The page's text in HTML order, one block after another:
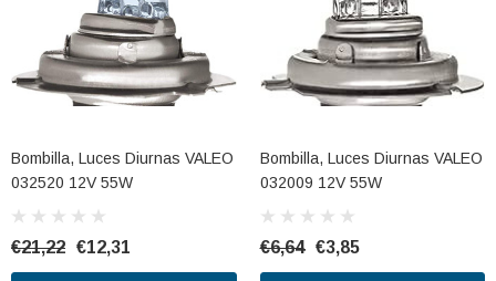
Bombilla, Luces Diurnas VALEO
032520 12V 55W
€21,22 €12,31
Bombilla, Luces Diurnas VALEO
032009 12V 55W
€6,64 €3,85